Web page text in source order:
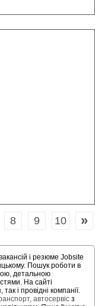
8 9 10 »
і резюме Jobsite
Пошук роботи в
детальною
На сайті
і провідні компанії.
автосервіс з